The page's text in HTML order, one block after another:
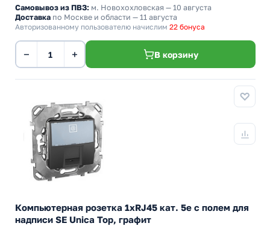
Самовывоз из ПВЗ: м. Новохохловская — 10 августа
Доставка по Москве и области — 11 августа
Авторизованному пользователю начислим 22 бонуса
− + В корзину
Компьютерная розетка 1хRJ45 кат. 5е с полем для
надписи SE Unica Top, графит